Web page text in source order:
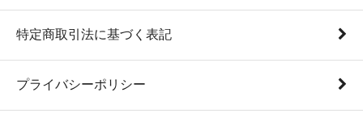
特定商取引法に基づく表記
プライバシーポリシー